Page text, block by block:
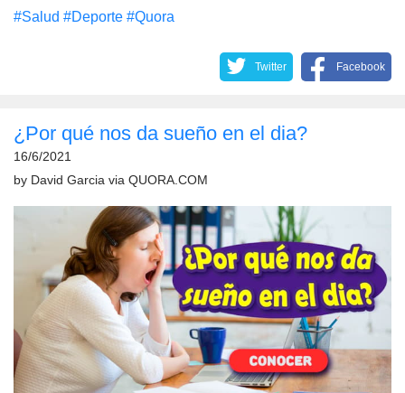
#Salud #Deporte #Quora
Twitter Facebook
¿Por qué nos da sueño en el dia?
16/6/2021
by David Garcia via QUORA.COM